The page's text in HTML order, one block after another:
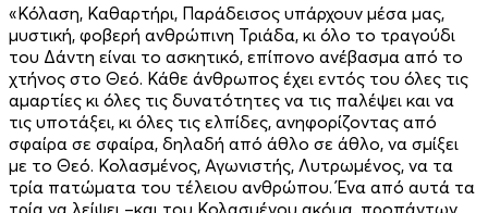
«Κόλαση, Καθαρτήρι, Παράδεισος υπάρχουν μέσα μας,
μυστική, φοβερή ανθρώπινη Τριάδα, κι όλο το τραγούδι
του Δάντη είναι το ασκητικό, επίπονο ανέβασμα από το
χτήνος στο Θεό. Κάθε άνθρωπος έχει εντός του όλες τις
αμαρτίες κι όλες τις δυνατότητες να τις παλέψει και να
τις υποτάξει, κι όλες τις ελπίδες, ανηφορίζοντας από
σφαίρα σε σφαίρα, δηλαδή από άθλο σε άθλο, να σμίξει
με το Θεό. Κολασμένος, Αγωνιστής, Λυτρωμένος, να τα
τρία πατώματα του τέλειου ανθρώπου. Ένα από αυτά τα
τρία να λείψει –και του Κολασμένου ακόμα, προπάντων